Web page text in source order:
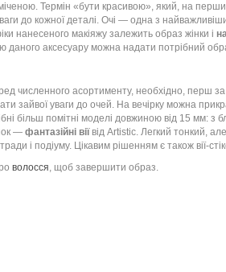
Термін «бути красивою», який, на
до кожної деталі. Очі — одна з
нанесеного макіяжу залежить образ жінки і
даного аксесуару можна надати потрібний
численного асортименту, необхідно, перш за
зайвої уваги до очей. На вечірку можна
більш помітні моделі довжиною від 15 мм: з
— фантазійні віївід Artistic. Легкий тонкий,
і подіуму. Цікавим рішенням є також вії-
волосся, щоб завершити образ.